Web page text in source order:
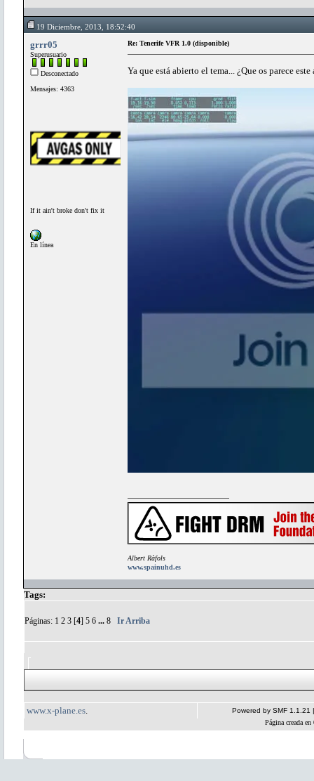
19 Diciembre, 2013, 18:52:40
grrr05
Superusuario
Desconectado
Mensajes: 4363
If it ain't broke don't fix it
En línea
Re: Tenerife VFR 1.0 (disponible)
Ya que está abierto el tema... ¿Que os parece
Albert Ràfols
www.spainuhd.es
Tags:
Páginas: 1 2 3 [4] 5 6 ... 8 Ir Arriba
www.x-plane.es Powered by SMF 1.1.21
Página creada